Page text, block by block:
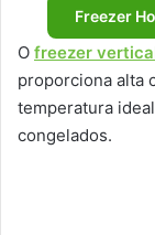
Freezer
O freezer
proporciona alta
temperatura
congelados.